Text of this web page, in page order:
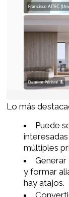
Lo más
Puede
múltiples
y formar
hay atajos.